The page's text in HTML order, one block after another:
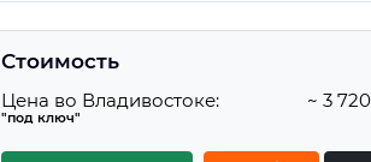
Стоимость
Цена во Владивостоке:
"под ключ"
~ 3